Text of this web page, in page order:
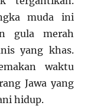
muda ini
gula merah
yang khas.
waktu
Jawa yang
hidup.